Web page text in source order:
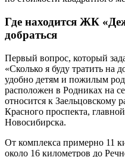
Где находится ЖК
добраться
Первый вопрос, который
«Сколько я буду тратить на
удобно детям и пожилым
расположен в Родниках на
относится к Заельцовскому
Красного проспекта,
Новосибирска.
От комплекса примерно 11
около 16 километров до